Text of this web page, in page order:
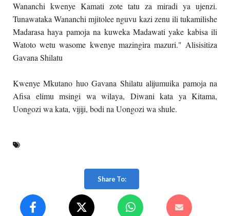
Wananchi kwenye Kamati zote tatu za miradi ya ujenzi.
Tunawataka Wananchi mjitolee nguvu kazi zenu ili tukamilishe
Madarasa haya pamoja na kuweka Madawati yake kabisa ili
Watoto wetu wasome kwenye mazingira mazuri." Alisisitiza
Gavana Shilatu
Kwenye Mkutano huo Gavana Shilatu alijumuika pamoja na
Afisa elimu msingi wa wilaya, Diwani kata ya Kitama,
Uongozi wa kata, vijiji, bodi na Uongozi wa shule.
Share To: